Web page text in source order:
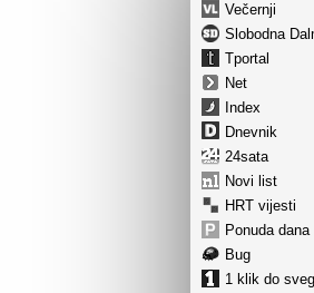
Večernji
Slobodna
Tportal
Net
Index
Dnevnik
24sata
Novi list
HRT vijesti
Ponuda dana
Bug
1 klik do